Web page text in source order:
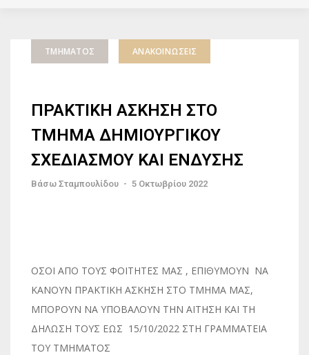
ΤΜΉΜΑΤΟΣ ΑΝΑΚΟΙΝΏΣΕΙΣ
ΠΡΑΚΤΙΚΗ ΑΣΚΗΣΗ ΣΤΟ
ΤΜΗΜΑ ΔΗΜΙΟΥΡΓΙΚΟΥ
ΣΧΕΔΙΑΣΜΟΥ ΚΑΙ ΕΝΔΥΣΗΣ
Βάσω Σταμπουλίδου - 5 Οκτωβρίου 2022
ΟΣΟΙ ΑΠΟ ΤΟΥΣ ΦΟΙΤΗΤΕΣ ΜΑΣ , ΕΠΙΘΥΜΟΥΝ ΝΑ
ΚΑΝΟΥΝ ΠΡΑΚΤΙΚΗ ΑΣΚΗΣΗ ΣΤΟ ΤΜΗΜΑ ΜΑΣ,
ΜΠΟΡΟΥΝ ΝΑ ΥΠΟΒΑΛΟΥΝ ΤΗΝ ΑΙΤΗΣΗ ΚΑΙ ΤΗ
ΔΗΛΩΣΗ ΤΟΥΣ ΕΩΣ 15/10/2022 ΣΤΗ ΓΡΑΜΜΑΤΕΙΑ
ΤΟΥ ΤΜΗΜΑΤΟΣ